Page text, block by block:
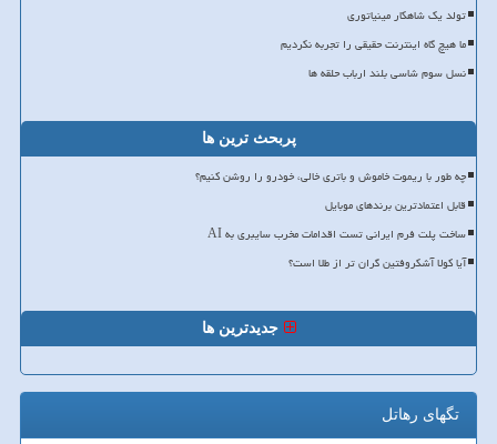
تولد یک شاهکار مینیاتوری
ما هیچ گاه اینترنت حقیقی را تجربه نکردیم
نسل سوم شاسی بلند ارباب حلقه ها
پربحث ترین ها
چه طور با ریموت خاموش و باتری خالی، خودرو را روشن کنیم؟
قابل اعتمادترین برندهای موبایل
ساخت پلت فرم ایرانی تست اقدامات مخرب سایبری به AI
آیا کولا آشکروفتین گران تر از طلا است؟
جدیدترین ها
تگهای رهاتل